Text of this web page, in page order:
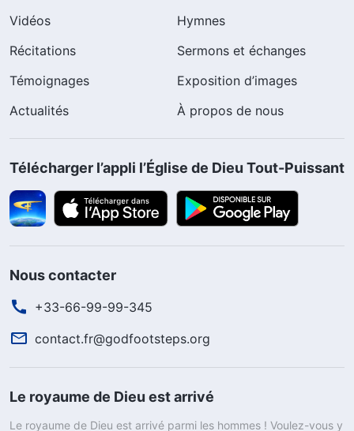
Vidéos
Hymnes
Récitations
Sermons et échanges
Témoignages
Exposition d’images
Actualités
À propos de nous
Télécharger l’appli l’Église de Dieu Tout-Puissant
Nous contacter
+33-66-99-99-345
contact.fr@godfootsteps.org
Le royaume de Dieu est arrivé
Le royaume de Dieu est arrivé parmi les hommes ! Voulez-vous y